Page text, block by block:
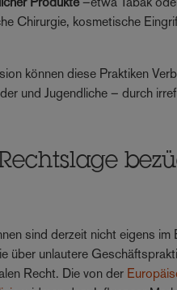
Chirurgie, kosmetische
können diese Praktiken
und Jugendliche – durch
sind derzeit nicht eigens
über unlautere
Recht. Die von der